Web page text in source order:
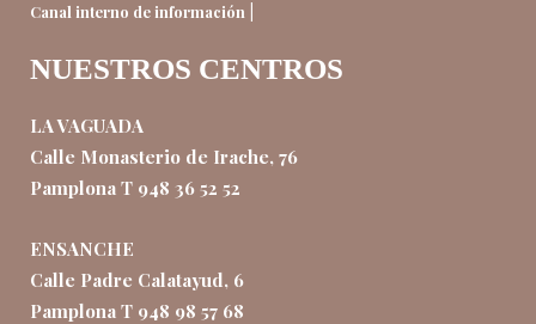
Canal interno de información
NUESTROS CENTROS
LA VAGUADA
Calle Monasterio de Irache, 76
Pamplona T 948 36 52 52
ENSANCHE
Calle Padre Calatayud, 6
Pamplona T 948 98 57 68